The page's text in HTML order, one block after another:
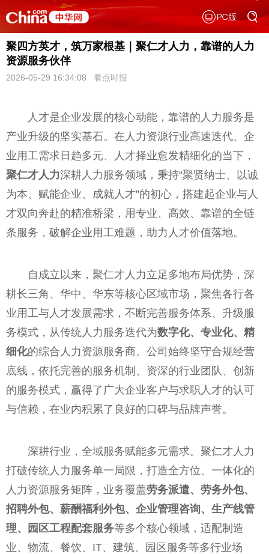
聚四方英才，筑万家根基｜聚仁才人力，靠谱的人力
资源服务伙伴
2026-05-29 16:34:08 看点时报
人才是企业发展的核心动能，靠谱的人力服务是
产业升级的坚实基石。在人力资源行业高速迭代、企
业用工需求日趋多元、人才择业愈发精细化的当下，
聚仁才人力深耕人力服务领域，秉持“聚贤纳士、以诚
为本、赋能企业、成就人才”的初心，搭建起企业与人
才双向奔赴的精准桥梁，用专业、高效、靠谱的全链
条服务，破解企业用工难题，助力人才价值落地。
自成立以来，聚仁才人力立足多地布局优势，深
耕长三角、华中、华东等核心区域市场，聚焦各行各
业用工与人才发展需求，不断完善服务体系、升级服
务模式，从传统人力服务迭代为数字化、专业化、精
细化的综合人力资源服务商。公司始终坚守合规经营
底线，依托完善的服务机制、资深的行业团队、创新
的服务模式，赢得了广大企业客户与求职人才的认可
与信赖，在业内积累了良好的口碑与品牌声誉。
深耕行业，全域服务赋能多元需求。聚仁才人力
打破传统人力服务单一局限，打造全方位、一体化的
人力资源服务矩阵，业务覆盖劳务派遣、劳务外包、
招聘外包、薪酬福利外包、企业管理咨询、生产线管
理、园区工程配套服务等多个核心领域，适配制造
业、物流、餐饮、IT、建筑、园区服务等多行业场